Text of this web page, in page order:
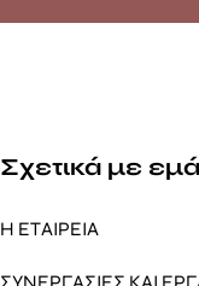
Σχετικά με
Η ΕΤΑΙΡΕΙΑ
ΣΥΝΕΡΓΑΣΙΕΣ ΚΑΙ